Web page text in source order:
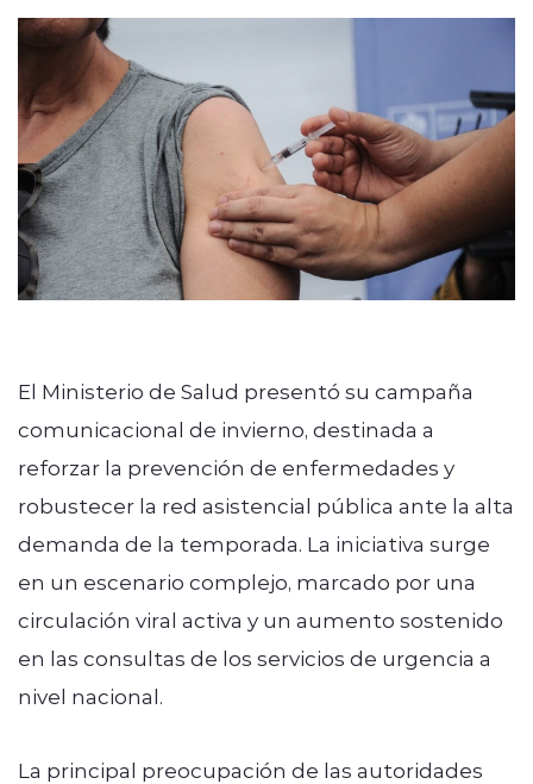
modo claro
El Ministerio de Salud presentó su campaña
comunicacional de invierno, destinada a
reforzar la prevención de enfermedades y
robustecer la red asistencial pública ante la alta
demanda de la temporada. La iniciativa surge
en un escenario complejo, marcado por una
circulación viral activa y un aumento sostenido
en las consultas de los servicios de urgencia a
nivel nacional.
La principal preocupación de las autoridades